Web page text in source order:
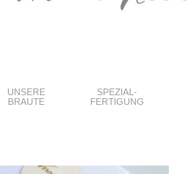
UNSERE
BRAUTE
SPEZIAL-
FERTIGUNG